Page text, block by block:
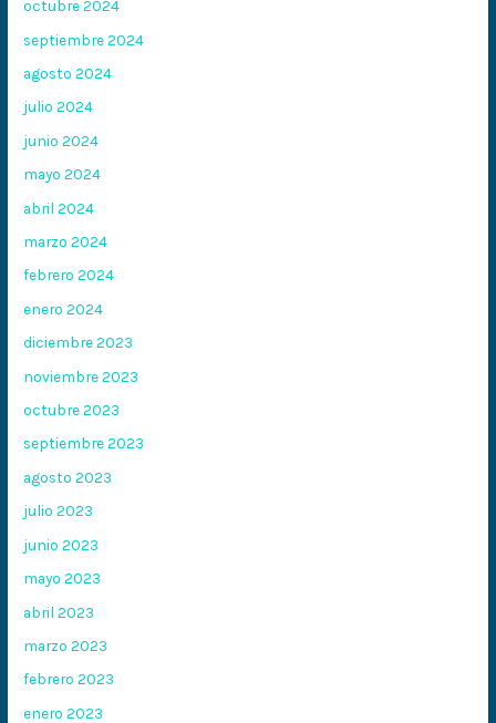
octubre 2024
septiembre 2024
agosto 2024
julio 2024
junio 2024
mayo 2024
abril 2024
marzo 2024
febrero 2024
enero 2024
diciembre 2023
noviembre 2023
octubre 2023
septiembre 2023
agosto 2023
julio 2023
junio 2023
mayo 2023
abril 2023
marzo 2023
febrero 2023
enero 2023